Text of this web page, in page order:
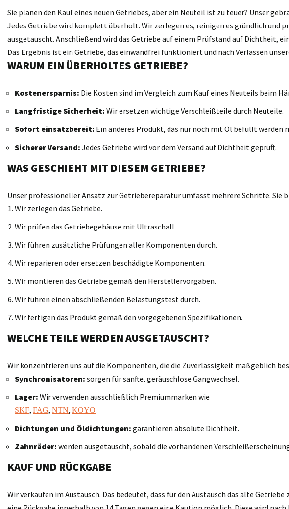
Sie planen den Kauf eines neuen Getriebes, aber ein Neuteil ist zu teuer? Unser
Jedes Getriebe wird komplett überholt. Wir zerlegen es, reinigen es gründlich und
ausgetauscht. Anschließend wird das Getriebe auf einem Prüfstand auf Dichtheit,
Das Ergebnis ist ein Getriebe, das einwandfrei funktioniert und nach Verlassen
WARUM EIN ÜBERHOLTES GETRIEBE?
Kostenersparnis: Die Kosten sind im Vergleich zum Kauf eines Neuteils beim
Langfristige Sicherheit: Wir ersetzen wichtige Verschleißteile durch Neuteile.
Sofort einsatzbereit: Ein anderes Produkt, das nur noch mit Öl befüllt werden
Sicherer Versand: Jedes Getriebe wird vor dem Versand auf Dichtheit geprüft.
WAS GESCHIEHT MIT DIESEM GETRIEBE?
Unser professioneller Ansatz zur Getriebereparatur umfasst mehrere Schritte. Sie
Wir zerlegen das Getriebe.
Wir prüfen das Getriebegehäuse mit Ultraschall.
Wir führen zusätzliche Prüfungen aller Komponenten durch.
Wir reparieren oder ersetzen beschädigte Komponenten.
Wir montieren das Getriebe gemäß den Herstellervorgaben.
Wir führen einen abschließenden Belastungstest durch.
Wir fertigen das Produkt gemäß den vorgegebenen Spezifikationen.
WELCHE TEILE WERDEN AUSGETAUSCHT?
Wir konzentrieren uns auf die Komponenten, die die Zuverlässigkeit maßgeblich
Synchronisatoren: sorgen für sanfte, geräuschlose Gangwechsel.
Lager: Wir verwenden ausschließlich Premiummarken wie
SKF, FAG, NTN, KOYO.
Dichtungen und Öldichtungen: garantieren absolute Dichtheit.
Zahnräder: werden ausgetauscht, sobald die vorhandenen
KAUF UND RÜCKGABE
Wir verkaufen im Austausch. Das bedeutet, dass für den Austausch das alte